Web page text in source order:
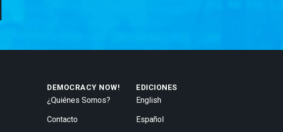
DEMOCRACY NOW!
¿Quiénes Somos?
Contacto
EDICIONES
English
Español